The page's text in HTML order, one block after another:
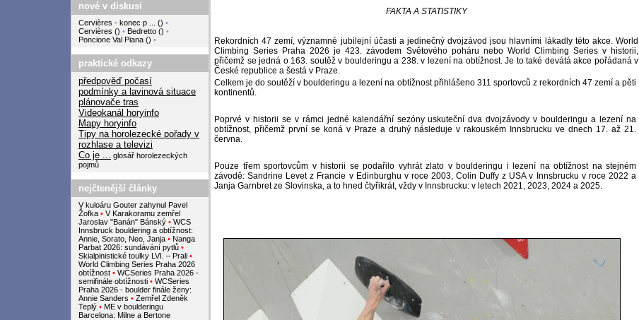
nové v diskusi
Cervières - konec p ... () •
Cervières () • Bedretto () •
Poncione Val Piana () •
praktické odkazy
předpověď počasí
podmínky a lavinová situace
plánovače tras
Videokanál horyinfo
Mapy horyinfo
Tipy na horolezecké pořady v
rozhlase a televizi
Co je ... glosář horolezeckých
pojmů
nejčtenější články
V kuloáru Gouter zahynul Pavel
Žofka • V Karakoramu zemřel
Jaroslav "Banán" Bánský • WCS
Innsbruck bouldering a obtížnost:
Annie, Sorato, Neo, Janja • Nanga
Parbat 2026: sundávání pytlů •
Skialpinistické toulky LVI. – Prali •
World Climbing Series Praha 2026
obtížnost • WCSeries Praha 2026 -
semifinále obtížnosti • WCSeries
Praha 2026 - boulder finále ženy:
Annie Sanders • Zemřel Zdeněk
Teplý • ME v boulderingu
Barcelona: Milne a Bertone
FAKTA A STATISTIKY
Rekordních 47 zemí, významné jubilejní účasti a jedinečný dvojzávod jsou hlavními lákadly této akce. World
Climbing Series Praha 2026 je 423. závodem Světového poháru nebo World Climbing Series v historii,
přičemž se jedná o 163. soutěž v boulderingu a 238. v lezení na obtížnost. Je to také devátá akce pořádaná v
České republice a šestá v Praze.
Celkem je do soutěží v boulderingu a lezení na obtížnost přihlášeno 311 sportovců z rekordních 47 zemí a pěti
kontinentů.
Poprvé v historii se v rámci jedné kalendářní sezóny uskuteční dva dvojzávody v boulderingu a lezení na
obtížnost, přičemž první se koná v Praze a druhý následuje v rakouském Innsbrucku ve dnech 17. až 21.
června.
Pouze třem sportovcům v historii se podařilo vyhrát zlato v boulderingu i lezení na obtížnost na stejném
závodě: Sandrine Levet z Francie v Edinburghu v roce 2003, Colin Duffy z USA v Innsbrucku v roce 2022 a
Janja Garnbret ze Slovinska, a to hned čtyřikrát, vždy v Innsbrucku: v letech 2021, 2023, 2024 a 2025.